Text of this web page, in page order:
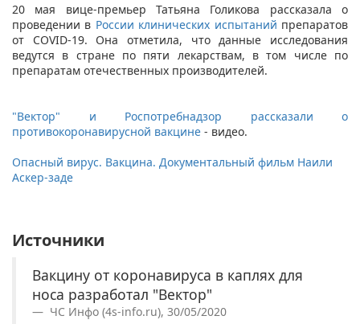
20 мая вице-премьер Татьяна Голикова рассказала о
проведении в России клинических испытаний препаратов
от COVID-19. Она отметила, что данные исследования
ведутся в стране по пяти лекарствам, в том числе по
препаратам отечественных производителей.
"Вектор" и Роспотребнадзор рассказали о
противокоронавирусной вакцине - видео.
Опасный вирус. Вакцина. Документальный фильм Наили
Аскер-заде​
Источники
Вакцину от коронавируса в каплях для
носа разработал "Вектор"
ЧС Инфо (4s-info.ru), 30/05/2020